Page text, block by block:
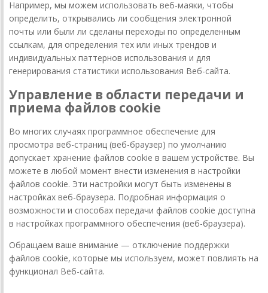
Например, мы можем использовать веб-маяки, чтобы
определить, открывались ли сообщения электронной
почты или были ли сделаны переходы по определенным
ссылкам, для определения тех или иных трендов и
индивидуальных паттернов использования и для
генерирования статистики использования Веб-сайта.
Управление в области передачи и
приема файлов cookie
Во многих случаях программное обеспечение для
просмотра веб-страниц (веб-браузер) по умолчанию
допускает хранение файлов cookie в вашем устройстве. Вы
можете в любой момент внести изменения в настройки
файлов cookie. Эти настройки могут быть изменены в
настройках веб-браузера. Подробная информация о
возможности и способах передачи файлов cookie доступна
в настройках программного обеспечения (веб-браузера).
Обращаем ваше внимание — отключение поддержки
файлов cookie, которые мы используем, может повлиять на
функционал Веб-сайта.